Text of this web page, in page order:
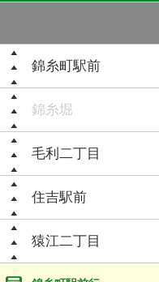
錦糸町駅前
錦糸堀
毛利二丁目
住吉駅前
猿江二丁目